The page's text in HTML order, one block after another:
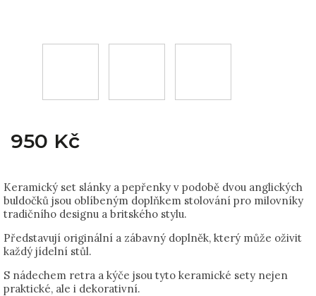
950 Kč
Keramický set slánky a pepřenky v podobě dvou anglických
buldočků jsou oblíbeným doplňkem stolování pro milovníky
tradičního designu a britského stylu.
Představují originální a zábavný doplněk, který může oživit
každý jídelní stůl.
S nádechem retra a kýče jsou tyto keramické sety nejen
praktické, ale i dekorativní.